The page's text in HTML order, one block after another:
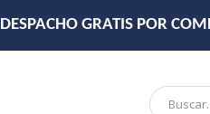
DESPACHO GRATIS POR